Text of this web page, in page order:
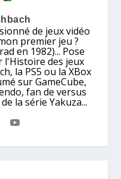
de jeux vidéo
premier jeu ?
en 1982)... Pose
l'Histoire des jeux
la PS5 ou la XBox
sur GameCube,
fan de versus
la série Yakuza...